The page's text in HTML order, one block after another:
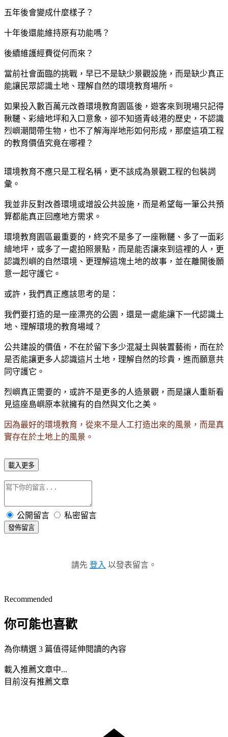
五年後會變成什麼樣子？
十年後還能維持原有功能嗎？
後續維護經費從何而來？
當前社會面臨的挑戰，早已不是缺少景觀設施，而是缺少真正
能讓民眾認識土地、理解自然的環境教育場所。
如果投入數百萬元改善環境教育園區後，遊客來到現場只記得
鞦韆、彩繪地坪和入口意象，卻不知道青岐港的歷史，不認識
烈嶼潮間帶生物，也不了解海岸地形如何形成，那麼這項工程
的教育價值究竟在哪裡？
環境教育不應只是工程名稱，更不該成為景觀工程的包裝詞
彙。
我並非反對改善環境或增設公共設施，而是希望每一筆公共預
算都能真正回應地方需求。
環境教育園區最重要的，終究不是多了一座鞦韆、多了一面彩
繪地坪，或多了一處拍照景點，而是能否讓來到這裡的人，更
認識烈嶼的自然環境、更理解這塊土地的故事，並在離開後願
意一起守護它。
或許，我們真正應該思考的是：
我們要打造的是一座漂亮的公園，還是一處能讓下一代認識土
地、理解環境的教育場域？
公共建設的價值，不在於留下多少混凝土與裝置藝術，而在於
是否能讓更多人認識這片土地，理解自然的珍貴，進而願意共
同守護它。
烈嶼真正需要的，或許不是更多的人造景觀，而是讓人重新看
見這座島嶼原本就擁有的自然與文化之美。
因為最好的環境教育，從來不是人工打造出來的風景，而是真
實存在於土地上的風景。
載入更多
公開留言 私密留言
發佈留言
請先 登入 以發表留言。
Recommended
你可能也喜歡
為你精選 3 篇值得延伸閱讀的內容
載入推薦文章中...
目前沒有推薦文章